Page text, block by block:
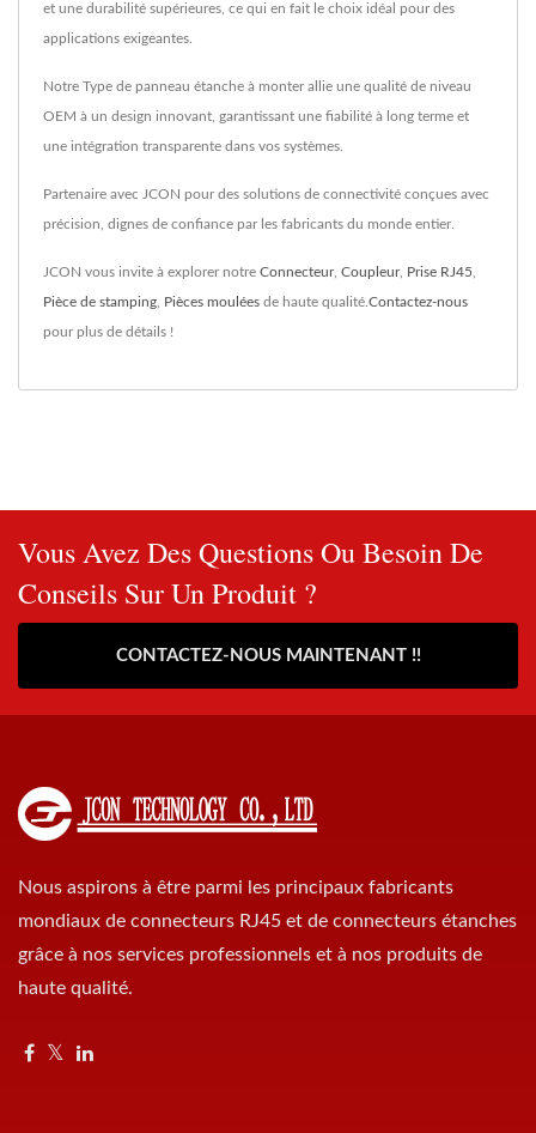
et une durabilité supérieures, ce qui en fait le choix idéal pour des
applications exigeantes.
Notre Type de panneau étanche à monter allie une qualité de niveau
OEM à un design innovant, garantissant une fiabilité à long terme et
une intégration transparente dans vos systèmes.
Partenaire avec JCON pour des solutions de connectivité conçues avec
précision, dignes de confiance par les fabricants du monde entier.
JCON vous invite à explorer notre Connecteur, Coupleur, Prise RJ45
Pièce de stamping Pièces moulées de haute qualité. Contactez-nous
pour plus de détails !
Vous Avez Des Questions Ou Besoin De
Conseils Sur Un Produit ?
CONTACTEZ-NOUS MAINTENANT !!
Nous aspirons à être parmi les principaux fabricants
mondiaux de connecteurs RJ45 et de connecteurs étanches
grâce à nos services professionnels et à nos produits de
haute qualité.